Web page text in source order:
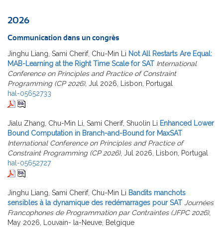
2026
Communication dans un congrès
Jinghu Liang, Sami Cherif, Chu-Min Li Not All Restarts Are Equal:
MAB-Learning at the Right Time Scale for SAT International
Conference on Principles and Practice of Constraint
Programming (CP 2026), Jul 2026, Lisbon, Portugal
hal-05652733
Jialu Zhang, Chu-Min Li, Sami Cherif, Shuolin Li Enhanced Lower
Bound Computation in Branch-and-Bound for MaxSAT
International Conference on Principles and Practice of
Constraint Programming (CP 2026), Jul 2026, Lisbon, Portugal
hal-05652727
Jinghu Liang, Sami Cherif, Chu-Min Li Bandits manchots
sensibles à la dynamique des redémarrages pour SAT Journées
Francophones de Programmation par Contraintes (JFPC 2026),
May 2026, Louvain- la-Neuve, Belgique